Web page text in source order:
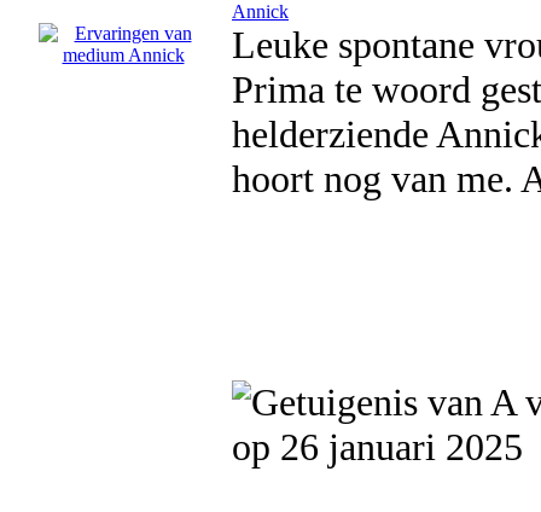
Annick
Leuke spontane
Prima te woord
helderziende
hoort nog van me.
op 26 januari 2025